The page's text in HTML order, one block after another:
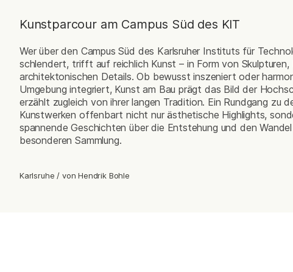
Kunstparcour am Campus Süd des KIT
Wer über den Campus Süd des Karlsruher Instituts für
schlendert, trifft auf reichlich Kunst – in Form von Skulpturen,
architektonischen Details. Ob bewusst inszeniert oder
Umgebung integriert, Kunst am Bau prägt das Bild der
erzählt zugleich von ihrer langen Tradition. Ein Rundgang zu
Kunstwerken offenbart nicht nur ästhetische Highlights,
spannende Geschichten über die Entstehung und den
besonderen Sammlung.
Karlsruhe / vonHendrik Bohle